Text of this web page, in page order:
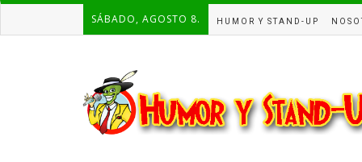
SÁBADO, AGOSTO 8. HUMOR Y STAND-UP